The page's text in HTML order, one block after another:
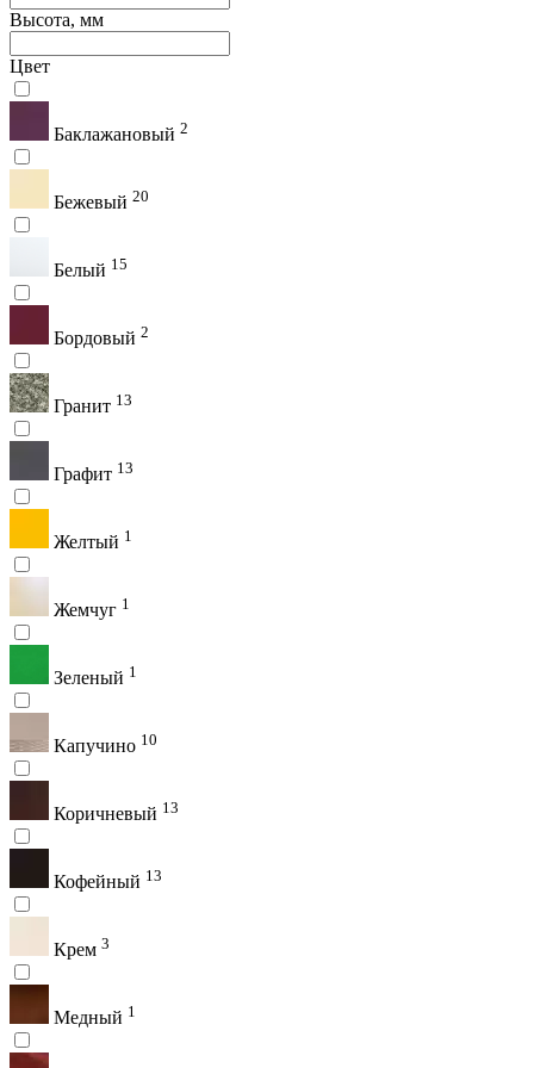
Высота, мм
Цвет
Баклажановый 2
Бежевый 20
Белый 15
Бордовый 2
Гранит 13
Графит 13
Желтый 1
Жемчуг 1
Зеленый 1
Капучино 10
Коричневый 13
Кофейный 13
Крем 3
Медный 1